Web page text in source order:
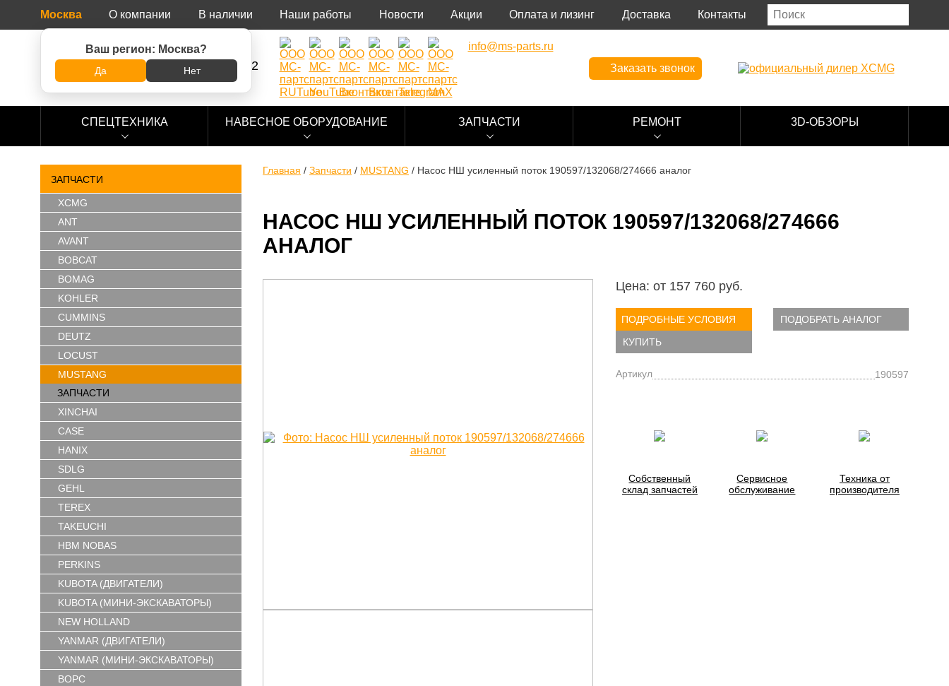
Москва
Ваш регион: Москва?
Да Нет
О компании В наличии Наши работы Новости Акции Оплата и лизинг Доставка Контакты
8 (800) 500-73-92
info@ms-parts.ru
Заказать звонок
СПЕЦТЕХНИКА НАВЕСНОЕ ОБОРУДОВАНИЕ ЗАПЧАСТИ РЕМОНТ 3D-ОБЗОРЫ
ЗАПЧАСТИ
XCMG
ANT
AVANT
BOBCAT
BOMAG
KOHLER
CUMMINS
DEUTZ
LOCUST
MUSTANG
ЗАПЧАСТИ
XINCHAI
CASE
HANIX
SDLG
GEHL
TEREX
TAKEUCHI
HBM NOBAS
PERKINS
KUBOTA (ДВИГАТЕЛИ)
KUBOTA (МИНИ-ЭКСКАВАТОРЫ)
NEW HOLLAND
YANMAR (ДВИГАТЕЛИ)
YANMAR (МИНИ-ЭКСКАВАТОРЫ)
ВОРС
Главная / Запчасти / MUSTANG / Насос НШ усиленный поток 190597/132068/274666 аналог
НАСОС НШ УСИЛЕННЫЙ ПОТОК 190597/132068/274666
АНАЛОГ
Цена: от 157 760 руб.
ПОДРОБНЫЕ УСЛОВИЯ
ПОДОБРАТЬ АНАЛОГ
КУПИТЬ
Артикул 190597
Собственный
склад запчастей
Сервисное
обслуживание
Техника от
производителя